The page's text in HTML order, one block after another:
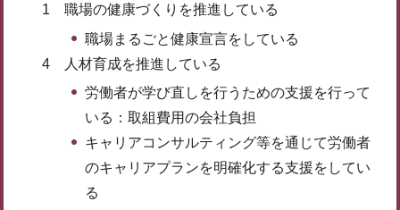
1 職場の健康づくりを推進している
職場まるごと健康宣言をしている
4 人材育成を推進している
労働者が学び直しを行うための支援を行って
いる：取組費用の会社負担
キャリアコンサルティング等を通じて労働者
のキャリアプランを明確化する支援をしてい
る